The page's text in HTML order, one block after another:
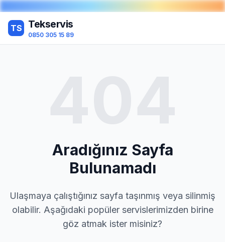
TS Tekservis
0850 305 15 89
Aradığınız Sayfa
Bulunamadı
Ulaşmaya çalıştığınız sayfa taşınmış veya silinmiş
olabilir. Aşağıdaki popüler servislerimizden birine
göz atmak ister misiniz?